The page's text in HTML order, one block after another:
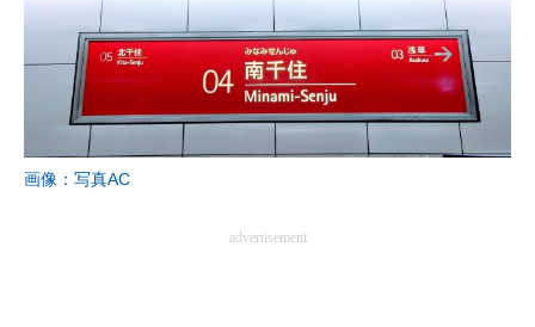
好きが集まる 比べて選べる
ビジネスと働き方のヒント
AI活用のいまが分かる
画像：写真AC
advertisement